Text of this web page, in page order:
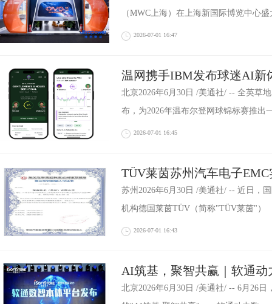
（MWC上海）在上海新国际博览中心盛
2026-07-01 16:47
温网携手IBM发布球迷AI新
级，2026年锦标赛蓄势待发
北京2026年6月30日 /美通社/ -- 全英草
布，为2026年温布尔登网球锦标赛推出
2026-07-01 16:45
TÜV莱茵苏州汽车电子
苏州2026年6月30日 /美通社/ -- 近日，
机构德国莱茵TÜV（简称"TÜV莱茵"）
2026-07-01 16:43
AI筑基，聚智共赢｜软通
2026伙伴大会成功举办
北京2026年6月30日 /美通社/ -- 6月26